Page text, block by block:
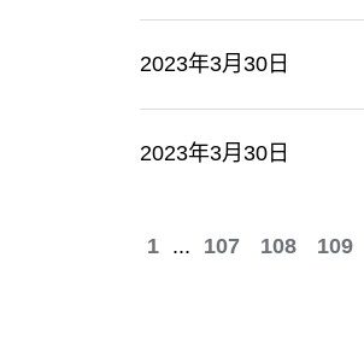
2023年3月30日
2023年3月30日
1 ... 107 108 109